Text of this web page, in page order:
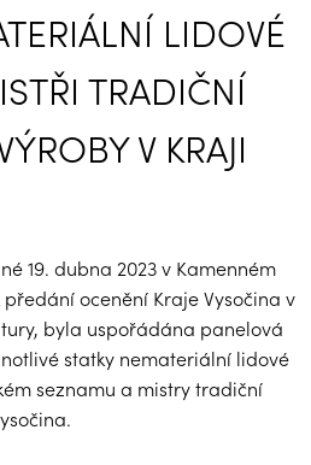
LIDOVÉ
TRADIČNÍ
V KRAJI
19. dubna 2023 v Kamenném
ocenění Kraje Vysočina v
byla uspořádána panelová
statky nemateriální lidové
seznamu a mistry tradiční